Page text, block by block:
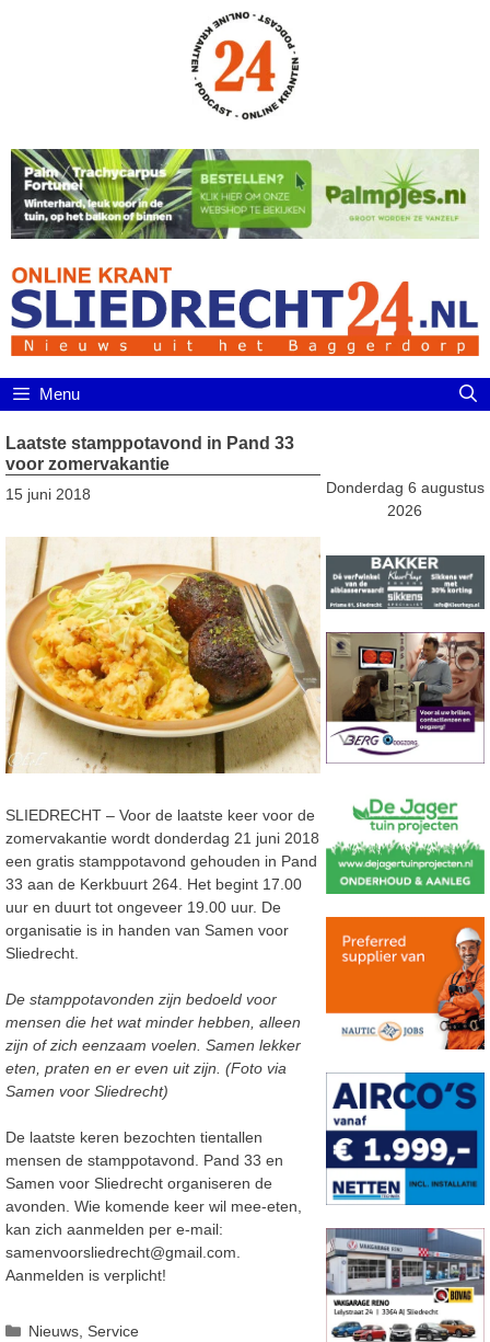
Menu
Laatste stamppotavond in Pand 33
voor zomervakantie
15 juni 2018
SLIEDRECHT – Voor de laatste keer voor de
zomervakantie wordt donderdag 21 juni 2018
een gratis stamppotavond gehouden in Pand
33 aan de Kerkbuurt 264. Het begint 17.00
uur en duurt tot ongeveer 19.00 uur. De
organisatie is in handen van Samen voor
Sliedrecht.
De stamppotavonden zijn bedoeld voor
mensen die het wat minder hebben, alleen
zijn of zich eenzaam voelen. Samen lekker
eten, praten en er even uit zijn. (Foto via
Samen voor Sliedrecht)
De laatste keren bezochten tientallen
mensen de stamppotavond. Pand 33 en
Samen voor Sliedrecht organiseren de
avonden. Wie komende keer wil mee-eten,
kan zich aanmelden per e-mail:
samenvoorsliedrecht@gmail.com.
Aanmelden is verplicht!
Categorieën
Nieuws, Service
Donderdag 6 augustus
2026